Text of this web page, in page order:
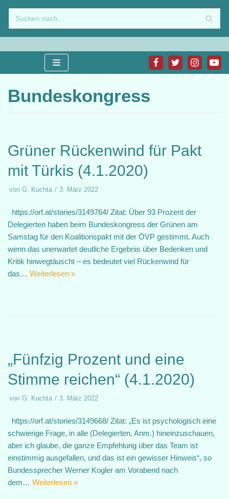
Zum
Inhalt
springen
Bundeskongress
Grüner Rückenwind für Pakt
mit Türkis (4.1.2020)
von G. Kuchta 3. März 2022
https://orf.at/stories/3149764/ Zitat: Über 93 Prozent der
Delegierten haben beim Bundeskongress der Grünen am
Samstag für den Koalitionspakt mit der ÖVP gestimmt. Auch
wenn das unerwartet deutliche Ergebnis über Bedenken und
Kritik hinwegtäuscht – es bedeutet viel Rückenwind für
das… Weiterlesen »
„Fünfzig Prozent und eine
Stimme reichen“ (4.1.2020)
von G. Kuchta 3. März 2022
https://orf.at/stories/3149668/ Zitat: „Es ist psychologisch eine
schwierige Frage, in alle (Delegierten, Anm.) hineinzuschauen,
aber ich glaube, die ganze Empfehlung über das Team ist
einstimmig ausgefallen, und das ist ein gewisser Hinweis“, so
Bundessprecher Werner Kogler am Vorabend nach
dem… Weiterlesen »